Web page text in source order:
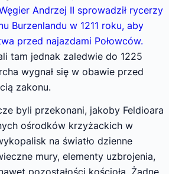
Andrzej II sprowadził rycerzy
Burzenlandu w 1211 roku, aby
przed najazdami Połowców.
tam jednak zaledwie do 1225
wygnał się w obawie przed
zakonu.
byli przekonani, jakoby Feldioara
ośrodków krzyżackich w
na światło dzienne
mury, elementy uzbrojenia,